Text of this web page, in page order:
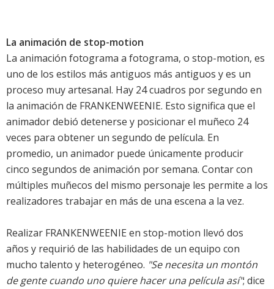
La animación de stop-motion
La animación fotograma a fotograma, o stop-motion, es
uno de los estilos más antiguos más antiguos y es un
proceso muy artesanal. Hay 24 cuadros por segundo en
la animación de FRANKENWEENIE. Esto significa que el
animador debió detenerse y posicionar el muñeco 24
veces para obtener un segundo de película. En
promedio, un animador puede únicamente producir
cinco segundos de animación por semana. Contar con
múltiples muñecos del mismo personaje les permite a los
realizadores trabajar en más de una escena a la vez.
Realizar FRANKENWEENIE en stop-motion llevó dos
años y requirió de las habilidades de un equipo con
mucho talento y heterogéneo. "Se necesita un montón
de gente cuando uno quiere hacer una película así"; dice